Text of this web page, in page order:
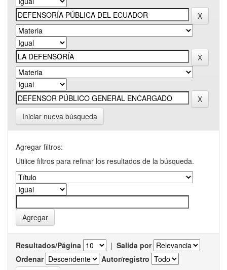
Iniciar nueva búsqueda
Agregar filtros:
Utilice filtros para refinar los resultados de la búsqueda.
Resultados/Página | Salida por
Ordenar
Autor/registro